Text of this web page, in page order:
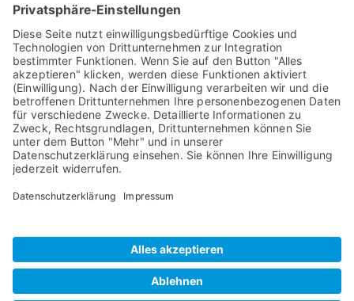
News
Artists
Unternehmen
Produktvergleich
PCI / PCI Express
Interfaces
Wandler
MADI
Mic Preamps
RME Zubehör
Software
Distributoren
RME Forum
Knowledge Base
Media Material
Ehemalige
Impressum
Nutzungsbedingungen